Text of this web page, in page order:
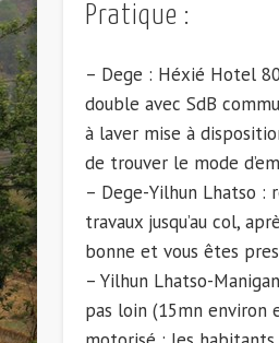
Pratique :
– Dege : Héxié Hotel
double avec SdB
à laver mise à
de trouver le mode
– Dege-Yilhun Lhatso :
travaux jusqu’au col,
bonne et vous êtes
– Yilhun Lhatso-
pas loin (15mn environ